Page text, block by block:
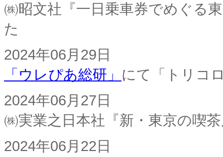
㈱昭文社『一日乗車券でめぐる
た
2024年06月29日
「ウレぴあ総研」 にて「トリコ
2024年06月27日
㈱実業之日本社『新・東京の喫
2024年06月22日